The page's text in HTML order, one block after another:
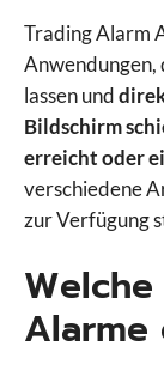
Trading Alarm
Anwendungen,
lassen und
Bildschirm
erreicht oder
verschiedene
zur Verfügung
Alarme